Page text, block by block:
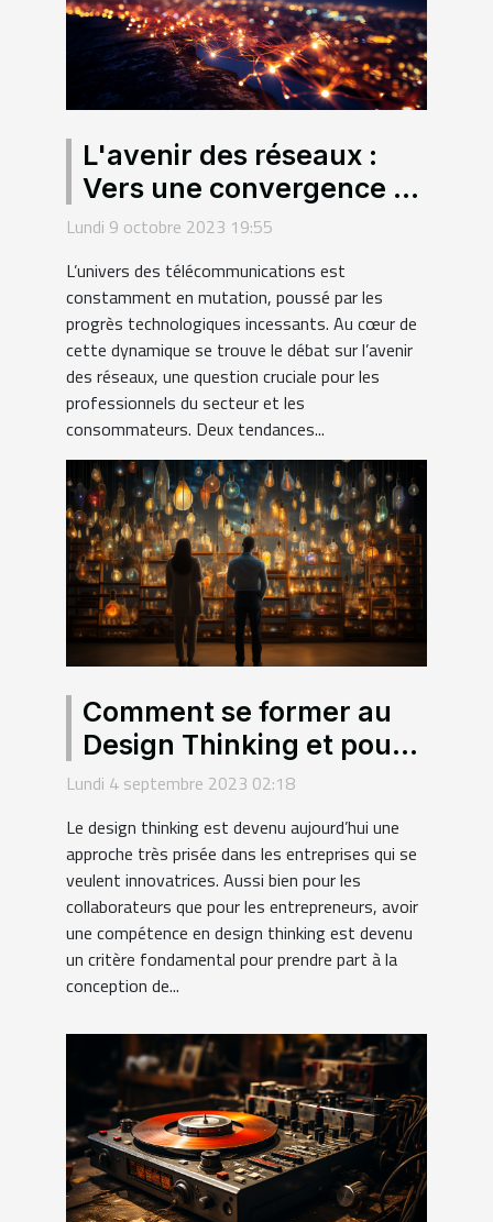
L'avenir des réseaux :
Vers une convergence de
la fibre et du sans fil ?
Lundi 9 octobre 2023 19:55
L’univers des télécommunications est
constamment en mutation, poussé par les
progrès technologiques incessants. Au cœur de
cette dynamique se trouve le débat sur l’avenir
des réseaux, une question cruciale pour les
professionnels du secteur et les
consommateurs. Deux tendances...
Comment se former au
Design Thinking et pour
quels intérêts ?
Lundi 4 septembre 2023 02:18
Le design thinking est devenu aujourd’hui une
approche très prisée dans les entreprises qui se
veulent innovatrices. Aussi bien pour les
collaborateurs que pour les entrepreneurs, avoir
une compétence en design thinking est devenu
un critère fondamental pour prendre part à la
conception de...